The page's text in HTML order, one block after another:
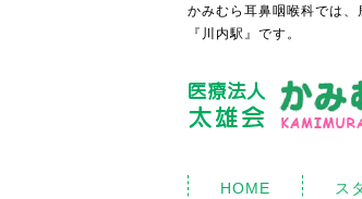
かみむら耳鼻咽喉科では
『川内駅』です。
HOME ス